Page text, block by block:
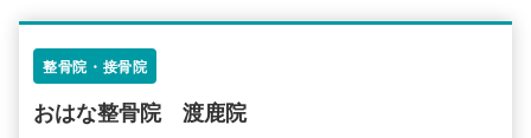
検索する
整骨院・接骨院
おはな整骨院 渡鹿院